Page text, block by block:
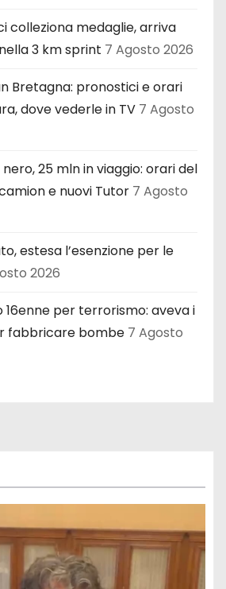
colleziona medaglie, arriva
3 km sprint 7 Agosto 2026
Bretagna: pronostici e orari
dove vederle in TV 7 Agosto
25 mln in viaggio: orari del
e nuovi Tutor 7 Agosto
estesa l’esenzione per le
2026
per terrorismo: aveva i
fabbricare bombe 7 Agosto